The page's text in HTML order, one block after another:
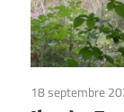
18 septembre